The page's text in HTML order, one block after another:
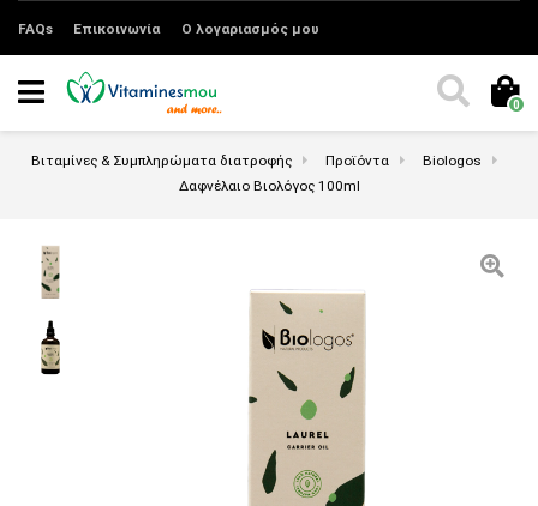
FAQs Επικοινωνία Ο λογαριασμός μου
0
Βιταμίνες & Συμπληρώματα διατροφής Προϊόντα
Biologos
Δαφνέλαιο Βιολόγος 100ml